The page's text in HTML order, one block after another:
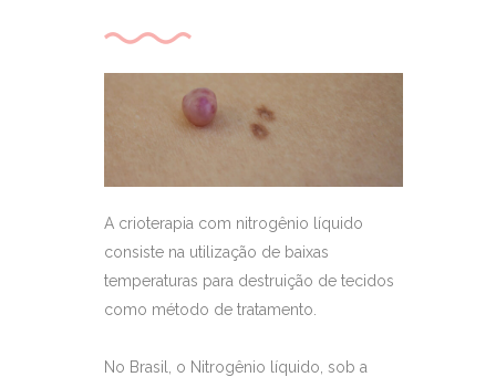
A crioterapia com nitrogênio líquido
consiste na utilização de baixas
temperaturas para destruição de tecidos
como método de tratamento.
No Brasil, o Nitrogênio líquido, sob a